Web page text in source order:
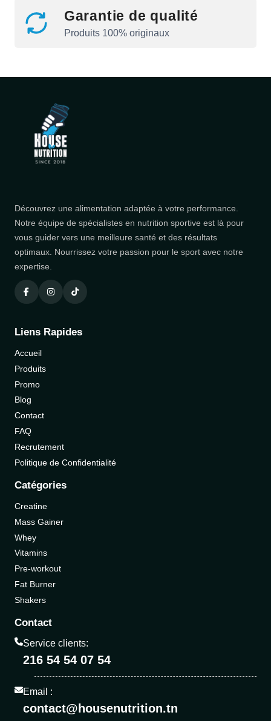
Garantie de qualité
Produits 100% originaux
Découvrez une alimentation adaptée à votre performance.
Notre équipe de spécialistes en nutrition sportive est là pour
vous guider vers une meilleure santé et des résultats
optimaux. Nourrissez votre passion pour le sport avec notre
expertise.
Liens Rapides
Accueil
Produits
Promo
Blog
Contact
FAQ
Recrutement
Politique de Confidentialité
Catégories
Creatine
Mass Gainer
Whey
Vitamins
Pre-workout
Fat Burner
Shakers
Contact
Service clients:
216 54 54 07 54
Email :
contact@housenutrition.tn